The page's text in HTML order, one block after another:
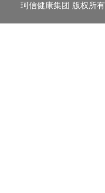
珂信健康集团 版权